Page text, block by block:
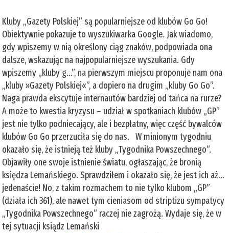
Kluby „Gazety Polskiej” są popularniejsze od klubów Go Go!
Obiektywnie pokazuje to wyszukiwarka Google. Jak wiadomo,
gdy wpiszemy w nią określony ciąg znaków, podpowiada ona
dalsze, wskazując na najpopularniejsze wyszukania. Gdy
wpiszemy „kluby g…”, na pierwszym miejscu proponuje nam ona
„kluby »Gazety Polskiej«”, a dopiero na drugim „kluby Go Go”.
Naga prawda ekscytuje internautów bardziej od tańca na rurze?
A może to kwestia kryzysu – udział w spotkaniach klubów „GP”
jest nie tylko podniecający, ale i bezpłatny, więc część bywalców
klubów Go Go przerzuciła się do nas. W minionym tygodniu
okazało się, że istnieją też kluby „Tygodnika Powszechnego”.
Objawiły one swoje istnienie światu, ogłaszając, że bronią
księdza Lemańskiego. Sprawdziłem i okazało się, że jest ich aż…
jedenaście! No, z takim rozmachem to nie tylko klubom „GP”
(działa ich 361), ale nawet tym cieniasom od striptizu sympatycy
„Tygodnika Powszechnego” raczej nie zagrożą. Wydaje się, że w
tej sytuacji ksiądz Lemański